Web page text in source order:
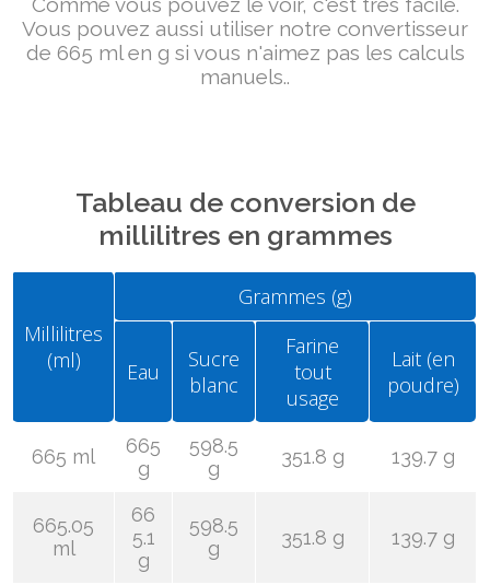
Vous pouvez aussi utiliser notre convertisseur
de 665 ml en g si vous n'aimez pas les calculs
manuels..
Tableau de conversion de
millilitres en grammes
Millilitres
(ml)
Grammes (g)
Eau
Sucre
blanc
Farine
tout
usage
Lait (en
poudre)
665 ml
665
g
598.5
g
351.8 g 139.7 g
665.05
ml
66
5.1
g
598.5
g
351.8 g 139.7 g